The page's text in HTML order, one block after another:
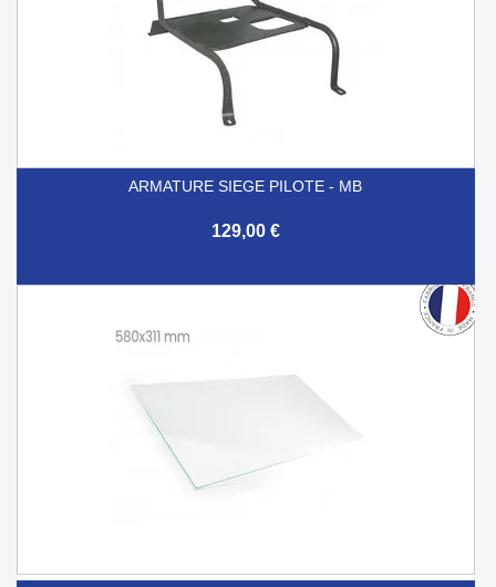
ARMATURE SIEGE PILOTE - MB
129,00 €